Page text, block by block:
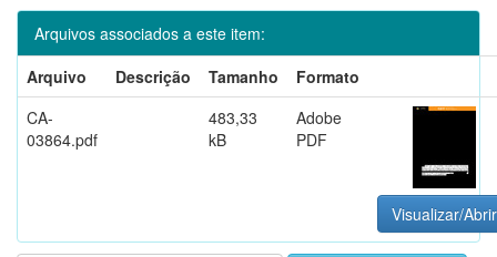
Arquivos associados a este item:
Arquivo
Descrição Tamanho
Formato
CA-
03864.pdf
483,33
kB
Adobe
PDF
Visualizar/Abrir